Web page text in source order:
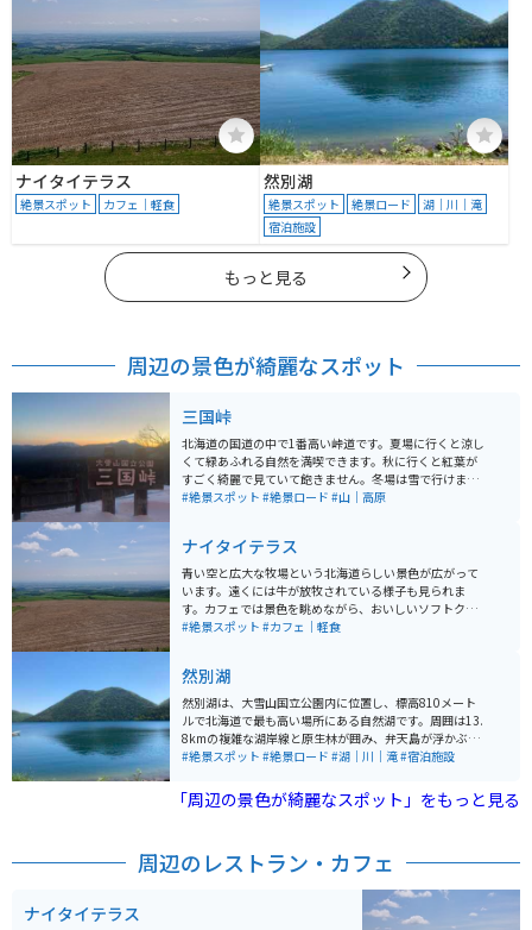
ナイタイテラス
絶景スポット カフェ｜軽食
然別湖
絶景スポット 絶景ロード
湖｜川｜滝
宿泊施設
もっと見る
周辺の景色が綺麗なスポット
三国峠
北海道の国道の中で1番高い峠道です。夏場に行くと涼し
くて緑あふれる自然を満喫できます。秋に行くと紅葉が
すごく綺麗で見ていて飽きません。冬場は雪で行けませ
んが、夏と秋の三国峠といえばバイクでのツーリングに
途中のバイク好きの人たちの休憩スポットにもなってい
ます。峠の茶屋のソフトクリームが絶品です。 携帯が圏
外になる場所があるので、事故や故障には注意してくだ
さい。
#絶景スポット #絶景ロード #山｜高原
ナイタイテラス
青い空と広大な牧場という北海道らしい景色が広がって
います。遠くには牛が放牧されている様子も見られま
す。カフェでは景色を眺めながら、おいしいソフトクリ
ームや軽食を食べることができます。景色を見ながらい
#絶景スポット #カフェ｜軽食
然別湖
然別湖は、大雪山国立公園内に位置し、標高810メート
ルで北海道で最も高い場所にある自然湖です。周囲は13.
8kmの複雑な湖岸線と原生林が囲み、弁天島が浮かぶ自
然豊かな環境にあります。 湖は約3万年前の噴火によっ
います。湖は透明度が国内有数で、天望山が湖面に映る
形から「唇山」とも呼ばれ、シンボルとなっています。
動物も生息しています。
#絶景スポット #絶景ロード #湖｜川｜滝#宿泊施設
「周辺の景色が綺麗なスポット」をもっと見る
周辺のレストラン・カフェ
ナイタイテラス